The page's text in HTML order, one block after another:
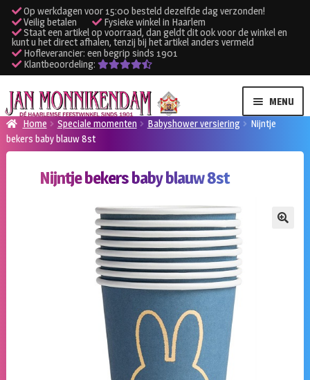
Op werkdagen voor 15:00 besteld dezelfde dag verzonden!
Veilig betalen
Fysieke winkel in Haarlem
Staat een artikel op voorraad, dan geldt dit ook voor de winkel en
kunt u het direct afhalen, tenzij bij het artikel anders vermeld
Hofleverancier: een begrip sinds 1901
Klantbeoordeling:
Ga
door
naar
navigatie
Ga
naar
de
inhoud
MENU
Verhuur kleding
Verhuur apparatuur
Klantenservice
Home Speciale momenten Babyshower versiering
Nijntje
bekers baby blauw 8st
Nijntje bekers baby blauw 8st